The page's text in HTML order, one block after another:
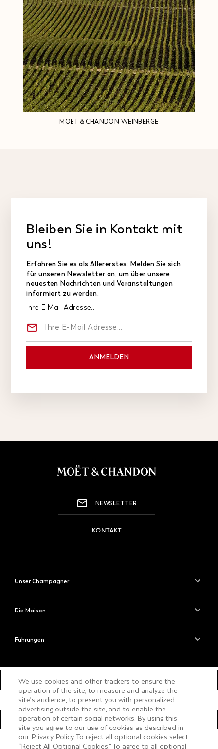
MOËT & CHANDON WEINBERGE
Bleiben Sie in Kontakt mit
uns!
Erfahren Sie es als Allererstes: Melden Sie sich
für unseren Newsletter an, um über unsere
neuesten Nachrichten und Veranstaltungen
informiert zu werden.
Ihre E-Mail Adresse...
NEWSLETTER
KONTAKT
Unser Champagner
Die Maison
Führungen
Das Savoir-faire der Maison
BITTE TRINKEN SIE
VERANTWORTUNGSBEWUSST
COPYRIGHT © 2026 MOËT & CHANDON
We use cookies and other trackers to ensure the
operation of the site, to measure and analyze the
site’s audience, to present you with personalized
advertising outside the site, and to enable the
operation of certain social networks. By using this
site you agree to our use of cookies as described in
our Privacy Policy. To reject all optional cookies select
“Reject All Optional Cookies.” To agree to all optional